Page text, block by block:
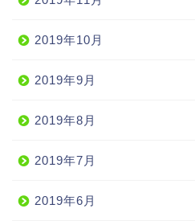
2019年10月
2019年9月
2019年8月
2019年7月
2019年6月